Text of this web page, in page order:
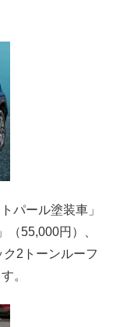
パール塗装車」
（55,000円）、
ク2トーンルーフ
。